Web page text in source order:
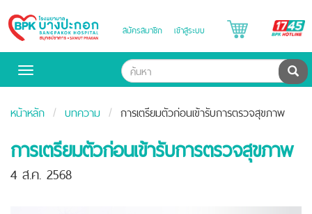
Bangpakok
Hospital
สมัครสมาชิก เข้าสู่ระบบ
Toggle
ค้น
หน้าหลัก บทความ การเตรียมตัวก่อนเข้ารับการตรวจสุขภาพ
การเตรียมตัวก่อนเข้ารับการตรวจสุขภาพ
4 ส.ค. 2568